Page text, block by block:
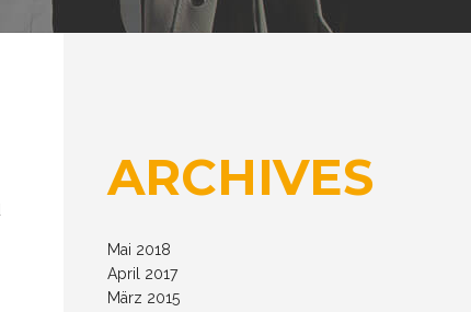
ARCHIVES
Mai 2018
April 2017
März 2015